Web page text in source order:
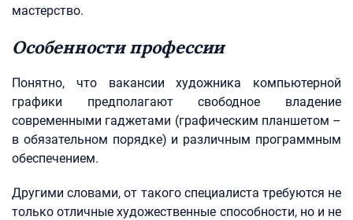
мастерство.
Особенности профессии
Понятно, что вакансии художника компьютерной
графики предполагают свободное владение
современными гаджетами (графическим планшетом –
в обязательном порядке) и различным программным
обеспечением.
Другими словами, от такого специалиста требуются не
только отличные художественные способности, но и не